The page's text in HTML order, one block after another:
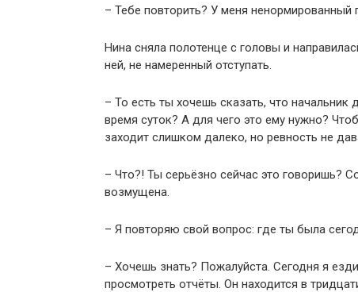
– Тебе повторить? У меня ненормированный
Нина сняла полотенце с головы и
ней, не намеренный отступать.
– То есть ты хочешь сказать, что
время суток? А для чего это ему нужно?
заходит слишком далеко, но ревность не
– Что?! Ты серьёзно сейчас это говоришь?
возмущена.
– Я повторяю свой вопрос: где ты была
– Хочешь знать? Пожалуйста. Сегодня я
просмотреть отчёты. Он находится в